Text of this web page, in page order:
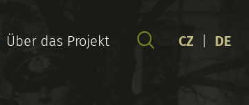
Über das Projekt CZ DE